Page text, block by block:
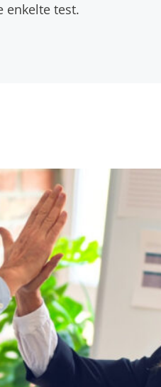
enkelte test.